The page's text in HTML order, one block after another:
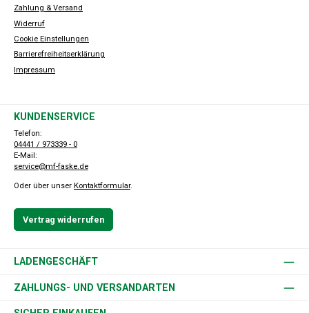
Zahlung & Versand
Widerruf
Cookie Einstellungen
Barrierefreiheitserklärung
Impressum
KUNDENSERVICE
Telefon:
04441 / 973339 - 0
E-Mail:
service@mf-faske.de
Oder über unser Kontaktformular.
Vertrag widerrufen
LADENGESCHÄFT
ZAHLUNGS- UND VERSANDARTEN